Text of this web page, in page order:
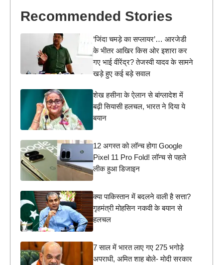
Recommended Stories
‘जिंदा चमड़े का सप्लायर’… आरजेडी
के भीतर आखिर किस ओर इशारा कर
गए भाई वीरेंद्र? तेजस्वी यादव के सामने
खड़े हुए कई बड़े सवाल
शेख हसीना के ऐलान से बांग्लादेश में
बढ़ी सियासी हलचल, भारत ने दिया ये
बयान
12 अगस्त को लॉन्च होगा Google
Pixel 11 Pro Fold! लॉन्च से पहले
लीक हुआ डिजाइन
क्या पाकिस्तान में बदलने वाली है सत्ता?
गृहमंत्री मोहसिन नकवी के बयान से
हलचल
7 साल में भारत लाए गए 275 भगोड़े
अपराधी, अमित शाह बोले- मोदी सरकार